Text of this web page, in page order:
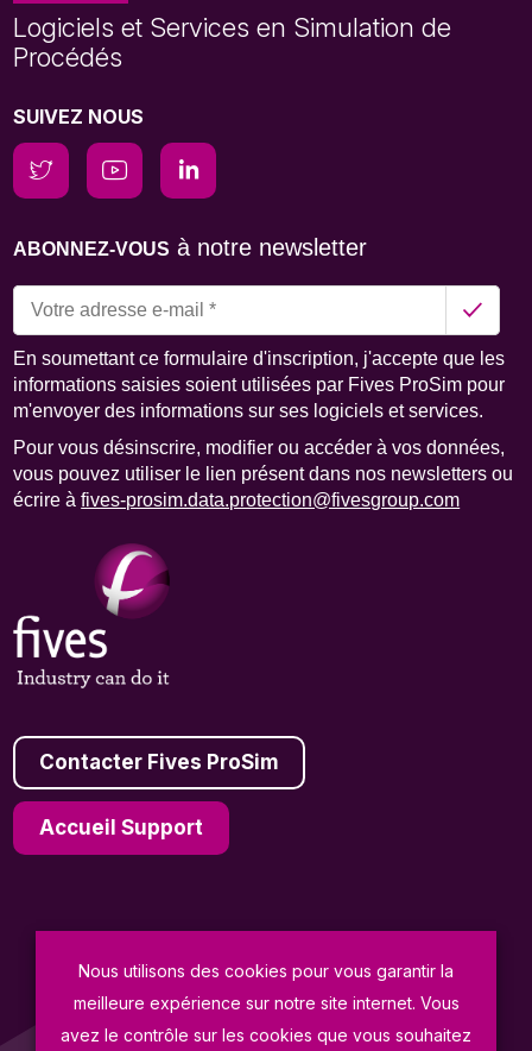
Logiciels et Services en Simulation de
Procédés
Contacter Fives ProSim
Accueil Support
SUIVEZ NOUS
ABONNEZ-VOUS à notre newsletter
En soumettant ce formulaire d'inscription, j'accepte que les
informations saisies soient utilisées par Fives ProSim pour
m'envoyer des informations sur ses logiciels et services.
Pour vous désinscrire, modifier ou accéder à vos données,
vous pouvez utiliser le lien présent dans nos newsletters ou
écrire àfives-prosim.data.protection@fivesgroup.com
© Fives ProSim 2026
Conditions Générales de Vente
Nous utilisons des cookies pour vous garantir la
meilleure expérience sur notre site internet. Vous
avez le contrôle sur les cookies que vous souhaitez